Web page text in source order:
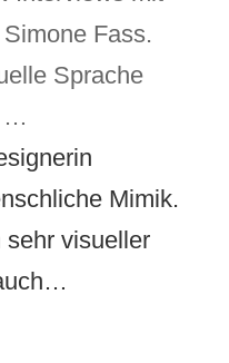
Sprache
…
Mimik.
sehr visueller